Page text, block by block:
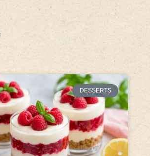
DESSERTS